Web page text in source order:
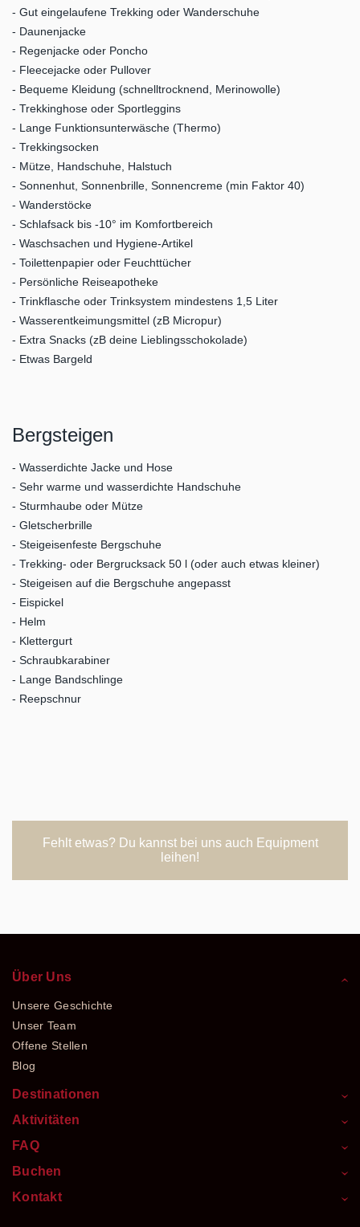
- Gut eingelaufene Trekking oder Wanderschuhe
- Daunenjacke
- Regenjacke oder Poncho
- Fleecejacke oder Pullover
- Bequeme Kleidung (schnelltrocknend, Merinowolle)
- Trekkinghose oder Sportleggins
- Lange Funktionsunterwäsche (Thermo)
- Trekkingsocken
- Mütze, Handschuhe, Halstuch
- Sonnenhut, Sonnenbrille, Sonnencreme (min Faktor 40)
- Wanderstöcke
- Schlafsack bis -10° im Komfortbereich
- Waschsachen und Hygiene-Artikel
- Toilettenpapier oder Feuchttücher
- Persönliche Reiseapotheke
- Trinkflasche oder Trinksystem mindestens 1,5 Liter
- Wasserentkeimungsmittel (zB Micropur)
- Extra Snacks (zB deine Lieblingsschokolade)
- Etwas Bargeld
Bergsteigen
- Wasserdichte Jacke und Hose
- Sehr warme und wasserdichte Handschuhe
- Sturmhaube oder Mütze
- Gletscherbrille
- Steigeisenfeste Bergschuhe
- Trekking- oder Bergrucksack 50 l (oder auch etwas kleiner)
- Steigeisen auf die Bergschuhe angepasst
- Eispickel
- Helm
- Klettergurt
- Schraubkarabiner
- Lange Bandschlinge
- Reepschnur
Fehlt etwas? Du kannst bei uns auch Equipment
leihen!
Über Uns
Unsere Geschichte
Unser Team
Offene Stellen
Blog
Destinationen
Aktivitäten
FAQ
Buchen
Kontakt